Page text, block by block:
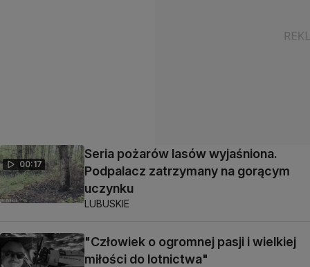
00:17
Seria pożarów lasów wyjaśniona.
Podpalacz zatrzymany na gorącym
uczynku
LUBUSKIE
"Człowiek o ogromnej pasji i wielkiej
miłości do lotnictwa"